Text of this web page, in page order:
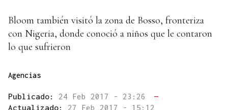
Bloom también visitó la zona de Bosso, fronteriza
con Nigeria, donde conoció a niños que le contaron
lo que sufrieron
Agencias
Publicado: 24 Feb 2017 - 23:26
—
Actualizado: 27 Feb 2017 - 15:12